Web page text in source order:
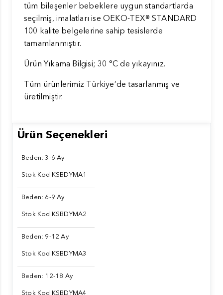
tüm bileşenler bebeklere uygun standartlarda
seçilmiş, imalatları ise OEKO-TEX® STANDARD
100 kalite belgelerine sahip tesislerde
tamamlanmıştır.
Ürün Yıkama Bilgisi; 30 °C de yıkayınız.
Tüm ürünlerimiz Türkiye’de tasarlanmış ve
üretilmiştir.
Ürün Seçenekleri
Beden: 3-6 Ay
Stok Kod KSBDYMA1
Beden: 6-9 Ay
Stok Kod KSBDYMA2
Beden: 9-12 Ay
Stok Kod KSBDYMA3
Beden: 12-18 Ay
Stok Kod KSBDYMA4